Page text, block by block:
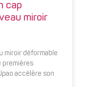
cap
miroir
miroir déformable
premières
accélère son